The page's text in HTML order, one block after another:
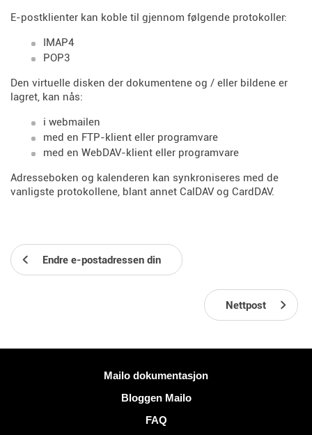
E-postklienter kan koble til gjennom følgende protokoller:
IMAP4
POP3
Den virtuelle disken der dokumentene og / eller bildene er
lagret, kan nås:
i webmailen
med en FTP-klient eller programvare
med en WebDAV-klient eller programvare
Adresseboken og kalenderen kan synkroniseres med de
vanligste protokollene, blant annet CalDAV og CardDAV.
Endre e-postadressen din
Nettpost
Mailo dokumentasjon
Bloggen Mailo
FAQ